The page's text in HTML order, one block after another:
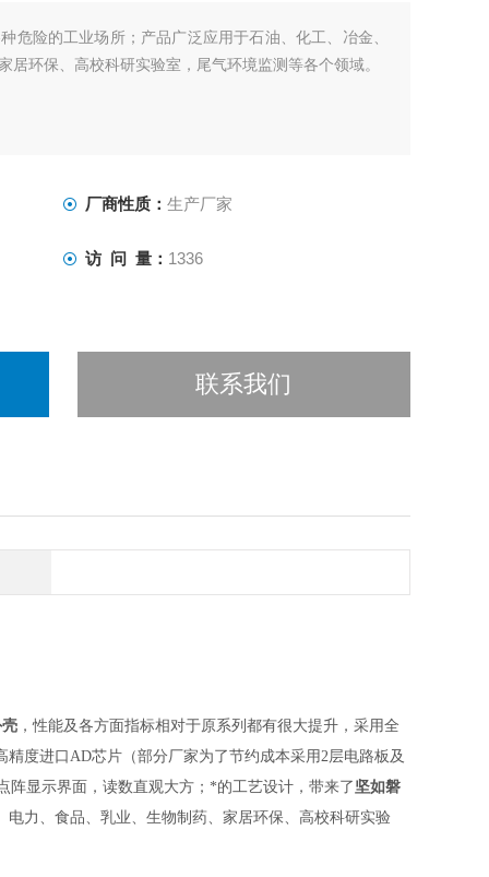
危险的工业场所；产品广泛应用于石油、化工、冶金、
居环保、高校科研实验室，尾气环境监测等各个领域。
厂商性质： 生产厂家
访 问 量： 1336
联系我们
，性能及各方面指标相对于原系列都有很大提升，采用全
度进口AD芯片（部分厂家为了节约成本采用2层电路板及
阵显示界面，读数直观大方；*的工艺设计，带来了 坚如磐
力、食品、乳业、 生物制药、家居环保、高校科研实验